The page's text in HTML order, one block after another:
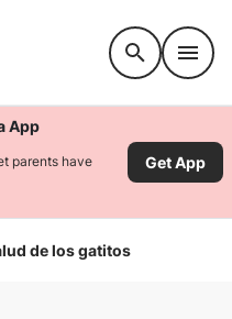
App
parents have
Get App
de los gatitos